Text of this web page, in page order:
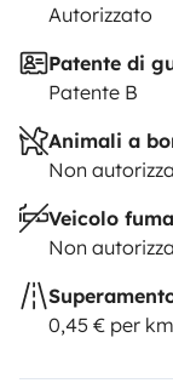
Autorizzato
Patente di
Patente B
Animali a
Non
Veicolo
Non
0,45 € per